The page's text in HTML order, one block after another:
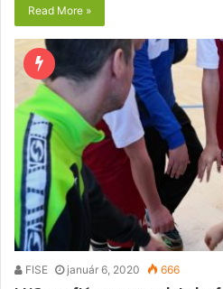
Read More »
FISE január 6, 2020 666